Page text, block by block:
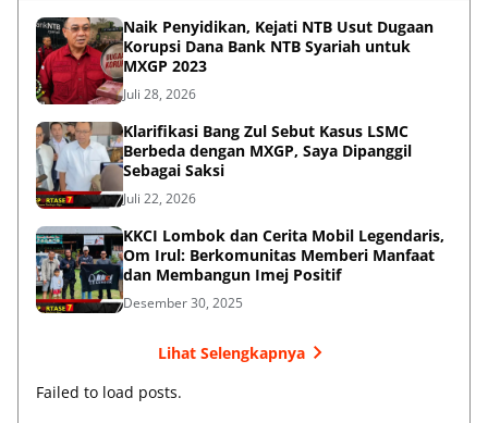
Naik Penyidikan, Kejati NTB Usut Dugaan
Korupsi Dana Bank NTB Syariah untuk
MXGP 2023
Juli 28, 2026
Klarifikasi Bang Zul Sebut Kasus LSMC
Berbeda dengan MXGP, Saya Dipanggil
Sebagai Saksi
Juli 22, 2026
KKCI Lombok dan Cerita Mobil Legendaris,
Om Irul: Berkomunitas Memberi Manfaat
dan Membangun Imej Positif
Desember 30, 2025
Lihat Selengkapnya
Failed to load posts.